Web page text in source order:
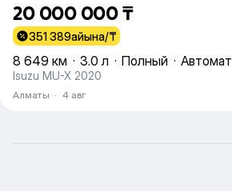
20 000 000 ₸
351 389айына/₸
8 649 км · 3.0 л · Полный · Автомат
Isuzu MU-X 2020
Алматы · 4 авг